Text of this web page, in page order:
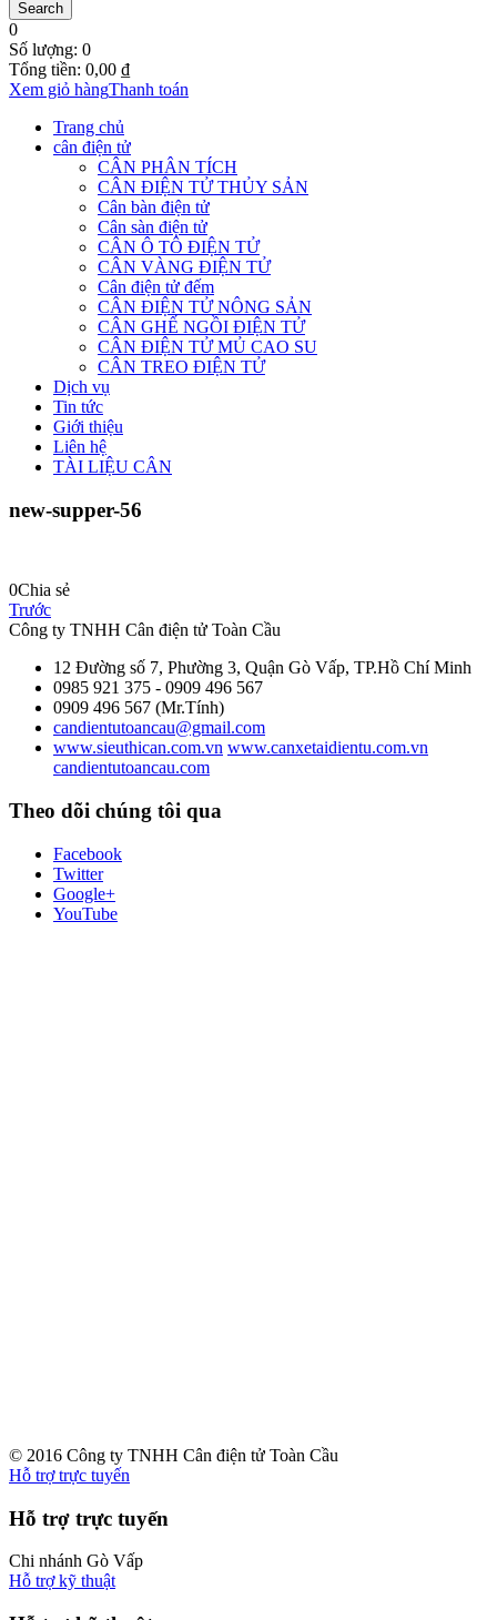
0
Số lượng: 0
Tổng tiền: 0,00 ₫
Xem giỏ hàngThanh toán
Trang chủ
cân điện tử
CÂN PHÂN TÍCH
CÂN ĐIỆN TỬ THỦY SẢN
Cân bàn điện tử
Cân sàn điện tử
CÂN Ô TÔ ĐIỆN TỬ
CÂN VÀNG ĐIỆN TỬ
Cân điện tử đếm
CÂN ĐIỆN TỬ NÔNG SẢN
CÂN GHẾ NGỒI ĐIỆN TỬ
CÂN ĐIỆN TỬ MỦ CAO SU
CÂN TREO ĐIỆN TỬ
Dịch vụ
Tin tức
Giới thiệu
Liên hệ
TÀI LIỆU CÂN
new-supper-56
0Chia sẻ
Trước
Công ty TNHH Cân điện tử Toàn Cầu
12 Đường số 7, Phường 3, Quận Gò Vấp, TP.Hồ Chí Minh
0985 921 375 - 0909 496 567
0909 496 567 (Mr.Tính)
candientutoancau@gmail.com
www.sieuthican.com.vn www.canxetaidientu.com.vn
candientutoancau.com
Theo dõi chúng tôi qua
Facebook
Twitter
Google+
YouTube
© 2016 Công ty TNHH Cân điện tử Toàn Cầu
Hỗ trợ trực tuyến
Hỗ trợ trực tuyến
Chi nhánh Gò Vấp
Hỗ trợ kỹ thuật